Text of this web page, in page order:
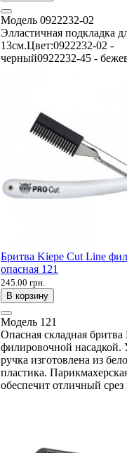
Модель 0922232-02
Элластичная подкладка
13см.Цвет:0922232-02 -
черный0922232-45 -
Бритва Kiepe Cut Line
опасная 121
245.00 грн.
В корзину
Модель 121
Опасная складная бритва
филировочной насадкой.
ручка изготовлена из
пластика.
обеспечит отличный